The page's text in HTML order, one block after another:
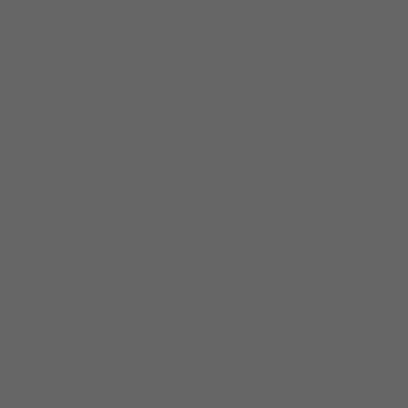
je na nasze zlecenie,
danych na podstawie
oparciu o stosowną podstawę
zbierane są przez naszych
ich przetwarzania. Możesz
praw wymienionych
podstawie prawnej.
do Twoich zainteresowań,
umów o ich świadczenie